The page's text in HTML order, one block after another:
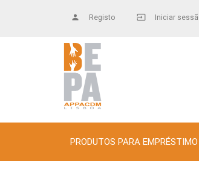
Registo
person Iniciar
input
PRODUTOS PARA EMPRÉSTIMO